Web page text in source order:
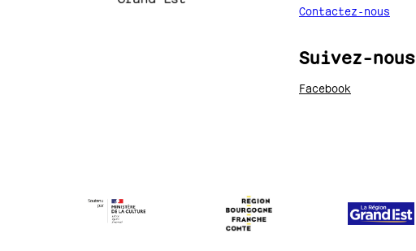
Contactez-nous
Suivez-nous
Facebook